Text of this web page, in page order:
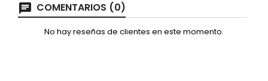
COMENTARIOS (0)
No hay reseñas de clientes en este momento.